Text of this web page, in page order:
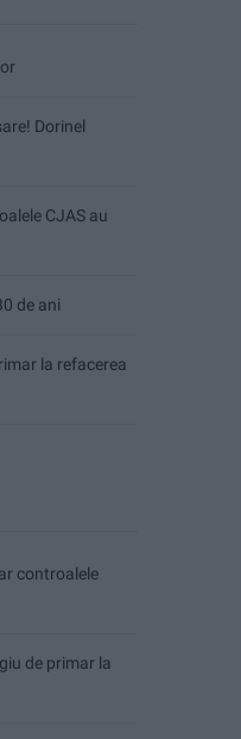
Dorinel
CJAS au
de ani
la refacerea
controalele
de primar la